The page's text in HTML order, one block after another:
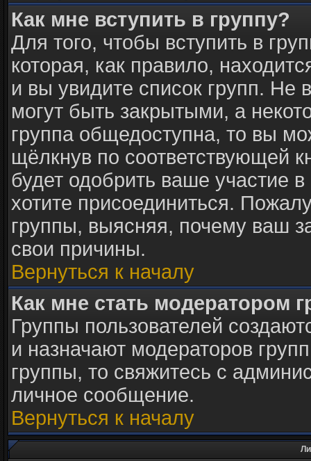
Как мне вступить в группу?
Для того, чтобы вступить в
которая, как правило,
и вы увидите список групп. Не
могут быть закрытыми, а
группа общедоступна, то вы
щёлкнув по соответствующей
будет одобрить ваше участие
хотите присоединиться.
группы, выясняя, почему ваш
свои причины.
Вернуться к началу
Как мне стать модератором
Группы пользователей
и назначают модераторов
группы, то свяжитесь с
личное сообщение.
Вернуться к началу